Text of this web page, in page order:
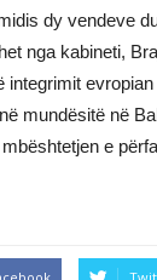
dy vendeve
nga kabineti,
integrimit
mundësitë në
e